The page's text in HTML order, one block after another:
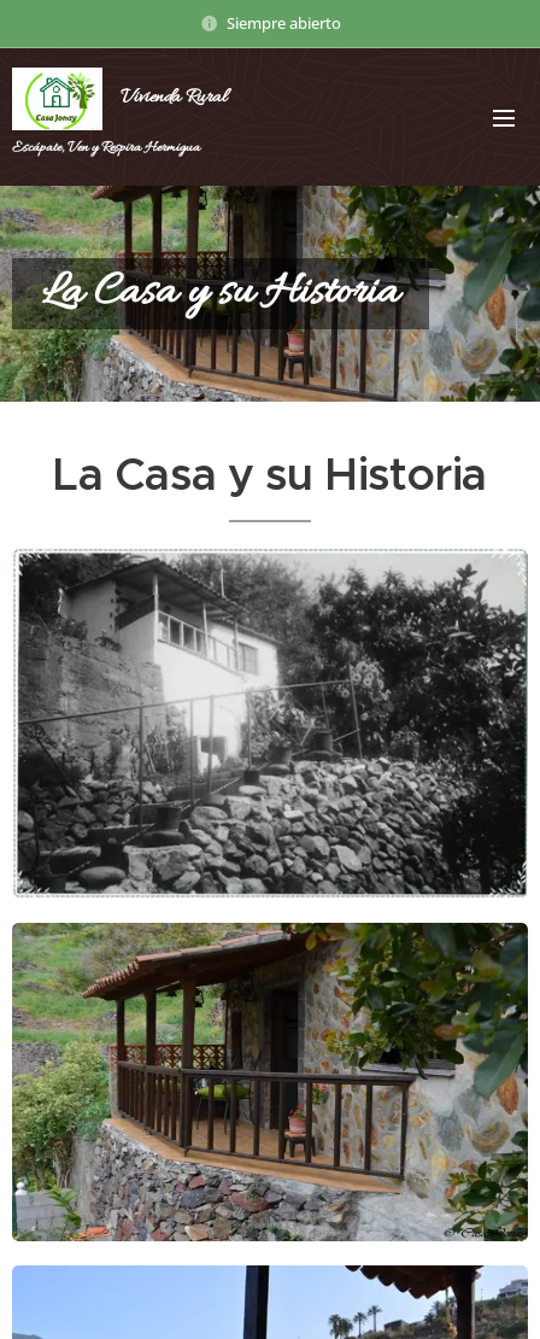
Siempre abierto
Vivienda Rural
Escápate, Ven y Respira Hermigua
La Casa y su Historia
La Casa y su Historia